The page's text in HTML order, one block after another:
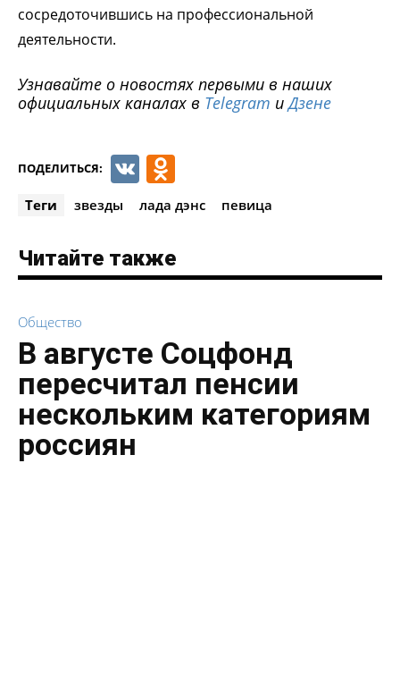
сосредоточившись на профессиональной
деятельности.
Узнавайте о новостях первыми в наших
официальных каналах в Telegram иДзене
ПОДЕЛИТЬСЯ: VK
Теги звезды лада дэнс певица
Читайте также
Общество
В августе Соцфонд
пересчитал пенсии
нескольким категориям
россиян